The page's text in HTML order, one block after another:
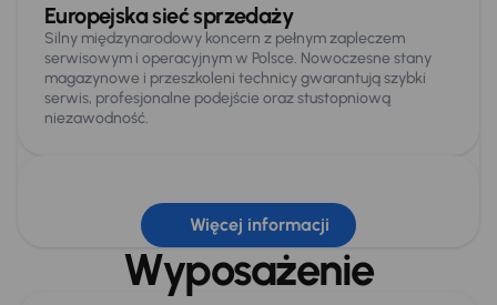
Europejska sieć sprzedaży
Silny międzynarodowy koncern z pełnym zapleczem
serwisowym i operacyjnym w Polsce. Nowoczesne stany
magazynowe i przeszkoleni technicy gwarantują szybki
serwis, profesjonalne podejście oraz stustopniową
niezawodność.
Najwyższy poziom bezpieczeństwa
Samochody są projektowane od pierwszego szkicu
zgodnie z rygorystycznymi normami europejskimi i mogą
pochwalić się pełną oceną 5 gwiazdek w testach Euro
Więcej informacji
Wyposażenie